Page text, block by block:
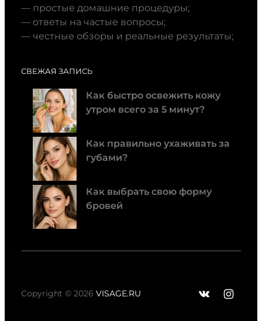
— простые домашние процедуры;
— ответы на частые вопросы;
— честные обзоры и реальные результаты;
СВЕЖАЯ ЗАПИСЬ
Как быстро освежить кожу
утром всего за 5 минут?
Как правильно ухаживать за
губами?
Как выбрать свою форму
бровей
Copyright © 2026 VISAGE.RU